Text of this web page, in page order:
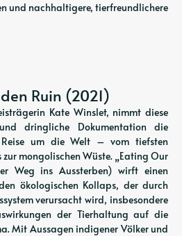
und nachhaltigere, tierfreundlichere
Ruin (2021)
Kate Winslet, nimmt diese
dringliche Dokumentation die
um die Welt – vom tiefsten
mongolischen Wüste. „Eating Our
Weg ins Aussterben) wirft einen
ökologischen Kollaps, der durch
verursacht wird, insbesondere
der Tierhaltung auf die
Mit Aussagen indigener Völker und